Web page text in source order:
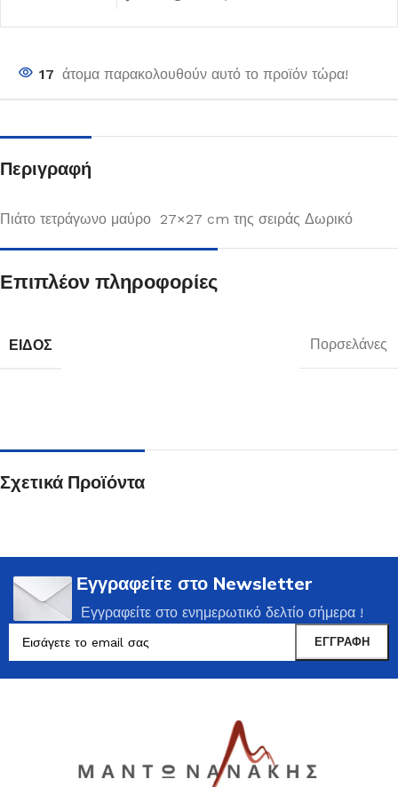
17 άτομα παρακολουθούν αυτό το προϊόν τώρα!
Περιγραφή
Πιάτο τετράγωνο μαύρο 27×27 cm της σειράς Δωρικό
Επιπλέον πληροφορίες
ΕΊΔΟΣ Πορσελάνες
Σχετικά Προϊόντα
Εγγραφείτε στο Newsletter
Εγγραφείτε στο ενημερωτικό δελτίο σήμερα !